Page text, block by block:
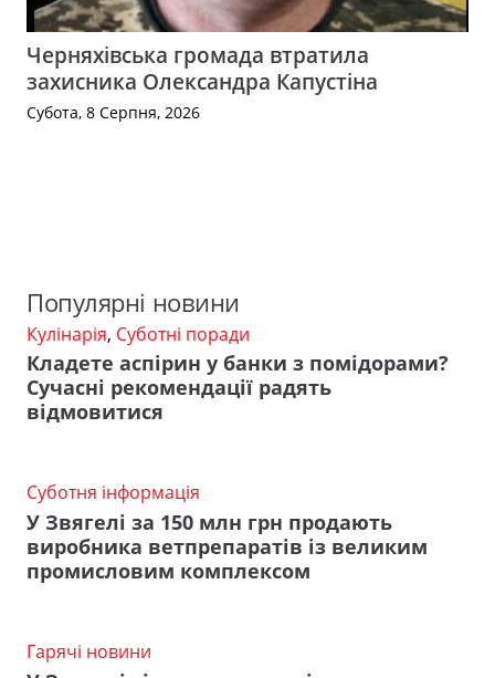
Черняхівська громада втратила
захисника Олександра Капустіна
Субота, 8 Серпня, 2026
Популярні новини
Кулінарія, Суботні поради
Кладете аспірин у банки з помідорами?
Сучасні рекомендації радять
відмовитися
Суботня інформація
У Звягелі за 150 млн грн продають
виробника ветпрепаратів із великим
промисловим комплексом
Гарячі новини